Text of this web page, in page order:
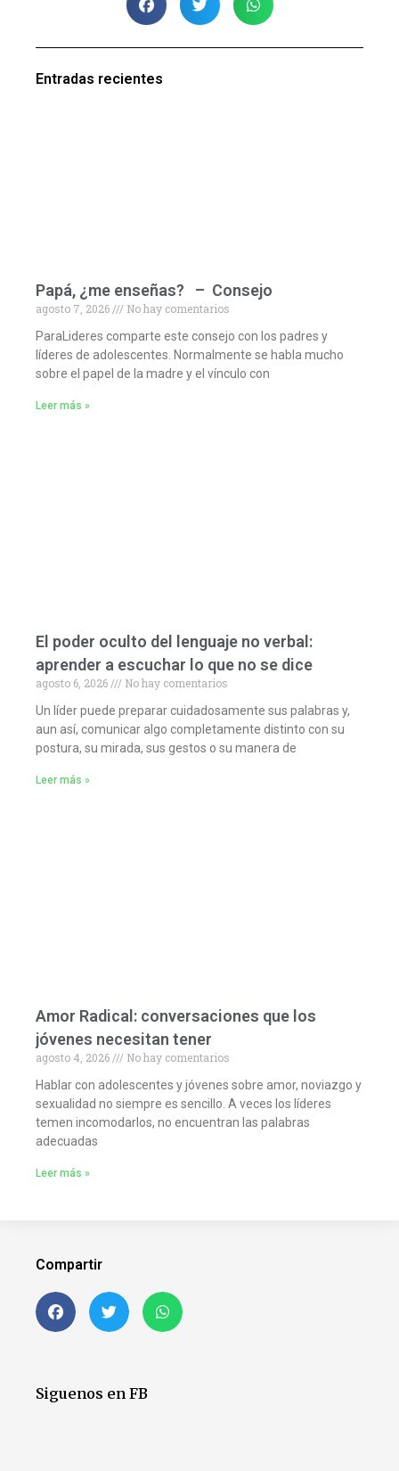
Entradas recientes
Papá, ¿me enseñas? – Consejo
agosto 7, 2026
No hay comentarios
ParaLideres comparte este consejo con los padres y
líderes de adolescentes. Normalmente se habla mucho
sobre el papel de la madre y el vínculo con
Leer más »
El poder oculto del lenguaje no verbal:
aprender a escuchar lo que no se dice
agosto 6, 2026
No hay comentarios
Un líder puede preparar cuidadosamente sus palabras y,
aun así, comunicar algo completamente distinto con su
postura, su mirada, sus gestos o su manera de
Leer más »
Amor Radical: conversaciones que los
jóvenes necesitan tener
agosto 4, 2026
No hay comentarios
Hablar con adolescentes y jóvenes sobre amor, noviazgo y
sexualidad no siempre es sencillo. A veces los líderes
temen incomodarlos, no encuentran las palabras
adecuadas
Leer más »
Compartir
Siguenos en FB